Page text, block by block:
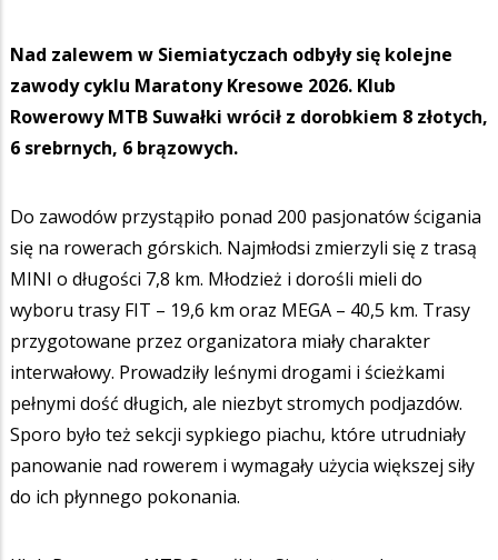
Nad zalewem w Siemiatyczach odbyły się kolejne
zawody cyklu Maratony Kresowe 2026. Klub
Rowerowy MTB Suwałki wrócił z dorobkiem 8 złotych,
6 srebrnych, 6 brązowych.
Do zawodów przystąpiło ponad 200 pasjonatów ścigania
się na rowerach górskich. Najmłodsi zmierzyli się z trasą
MINI o długości 7,8 km. Młodzież i dorośli mieli do
wyboru trasy FIT – 19,6 km oraz MEGA – 40,5 km. Trasy
przygotowane przez organizatora miały charakter
interwałowy. Prowadziły leśnymi drogami i ścieżkami
pełnymi dość długich, ale niezbyt stromych podjazdów.
Sporo było też sekcji sypkiego piachu, które utrudniały
panowanie nad rowerem i wymagały użycia większej siły
do ich płynnego pokonania.